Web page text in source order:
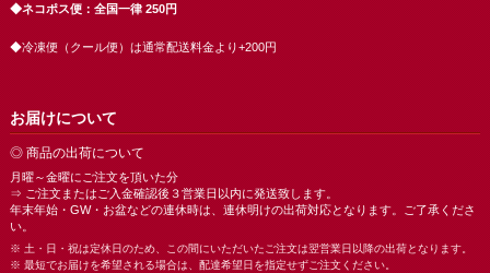
◆ネコポス便：全国一律 250円
◆冷凍便（クール便）は通常配送料金より+200円
お届けについて
◎ 商品の出荷について
月曜～金曜にご注文を頂いた分
⇒ ご注文またはご入金確認後３営業日以内に発送致します。
年末年始・GW・お盆などの連休時は、連休明けの出荷対応となります。ご了承くださ
い。
※ 土・日・祝は定休日のため、この間にいただいたご注文は翌営業日以降の出荷となります。
※ 最短でお届けを希望される場合は、配達希望日を指定せずご注文ください。